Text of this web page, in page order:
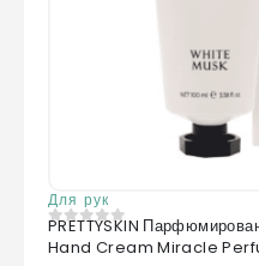
Для рук
0 из 5
PRETTYSKIN
Hand Cream Miracle